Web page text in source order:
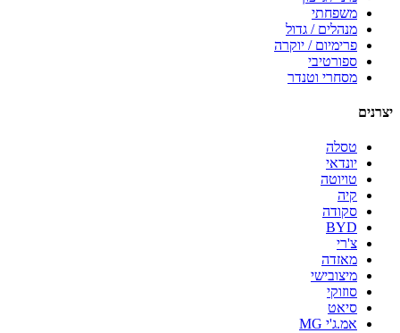
משפחתי
מנהלים / גדול
פרימיום / יוקרה
ספורטיבי
מסחרי וטנדר
יצרנים
טסלה
יונדאי
טויוטה
קיה
סקודה
BYD
צ'רי
מאזדה
מיצובישי
סוזוקי
סיאט
אמ.ג'י MG